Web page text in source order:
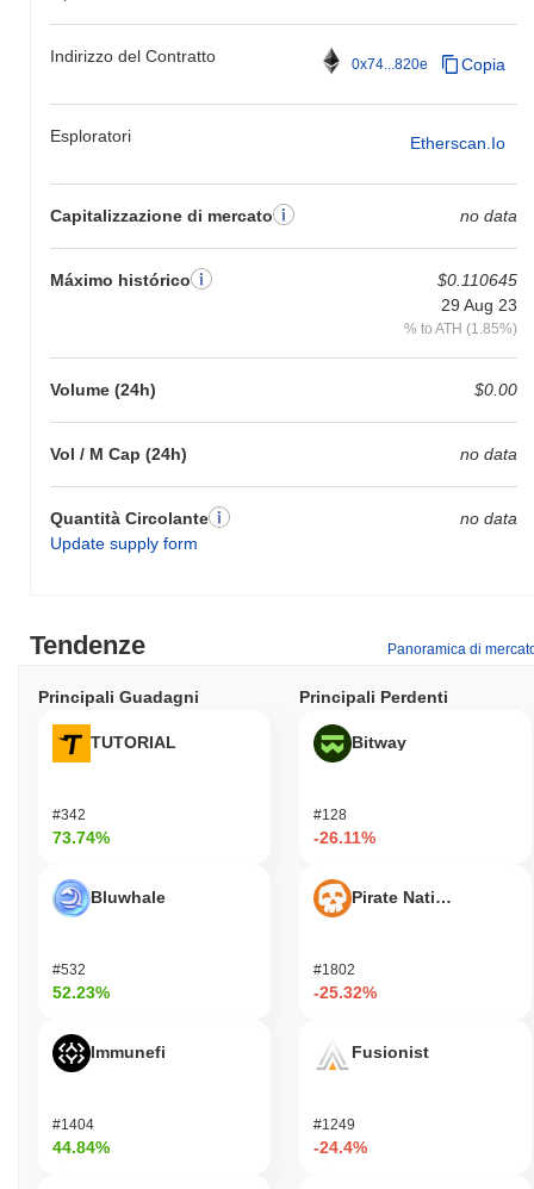
Indirizzo del Contratto 0x74...820e Copia
Esploratori Etherscan.io
Capitalizzazione di mercato no data
Máximo histórico
$0.110645
29 Aug 23
% to ATH (1.85%)
Volume (24h) $0.00
Vol / M Cap (24h) no data
Quantità Circolante
Update supply form
no data
Tendenze Panoramica di
Principali Guadagni
TUTORIAL
#342
73.74%
Bluwhale
#532
52.23%
Immunefi
#1404
44.84%
Principali Perdenti
Bitway
#128
-26.11%
Pirate Nation Token
#1802
-25.32%
Fusionist
#1249
-24.4%